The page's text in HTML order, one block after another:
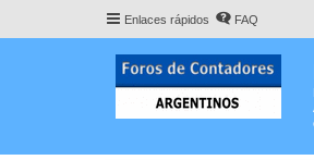
Enlaces rápidos FAQ